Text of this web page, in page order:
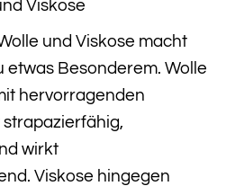
Viskose
und Viskose macht
etwas Besonderem. Wolle
hervorragenden
strapazierfähig,
wirkt
Viskose hingegen